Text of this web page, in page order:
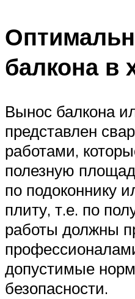
балкона в
Вынос балкона
представлен
работами,
полезную
по подоконнику
плиту, т.е. по
работы должны
допустимые
безопасности.